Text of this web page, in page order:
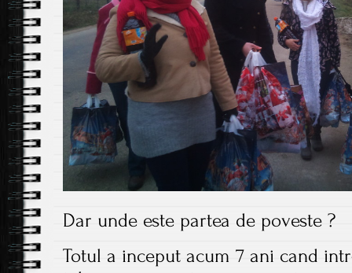
Dar unde este partea de poveste ?
Totul a inceput acum 7 ani cand